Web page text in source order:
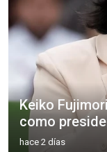
Keiko
como
hace 2 días